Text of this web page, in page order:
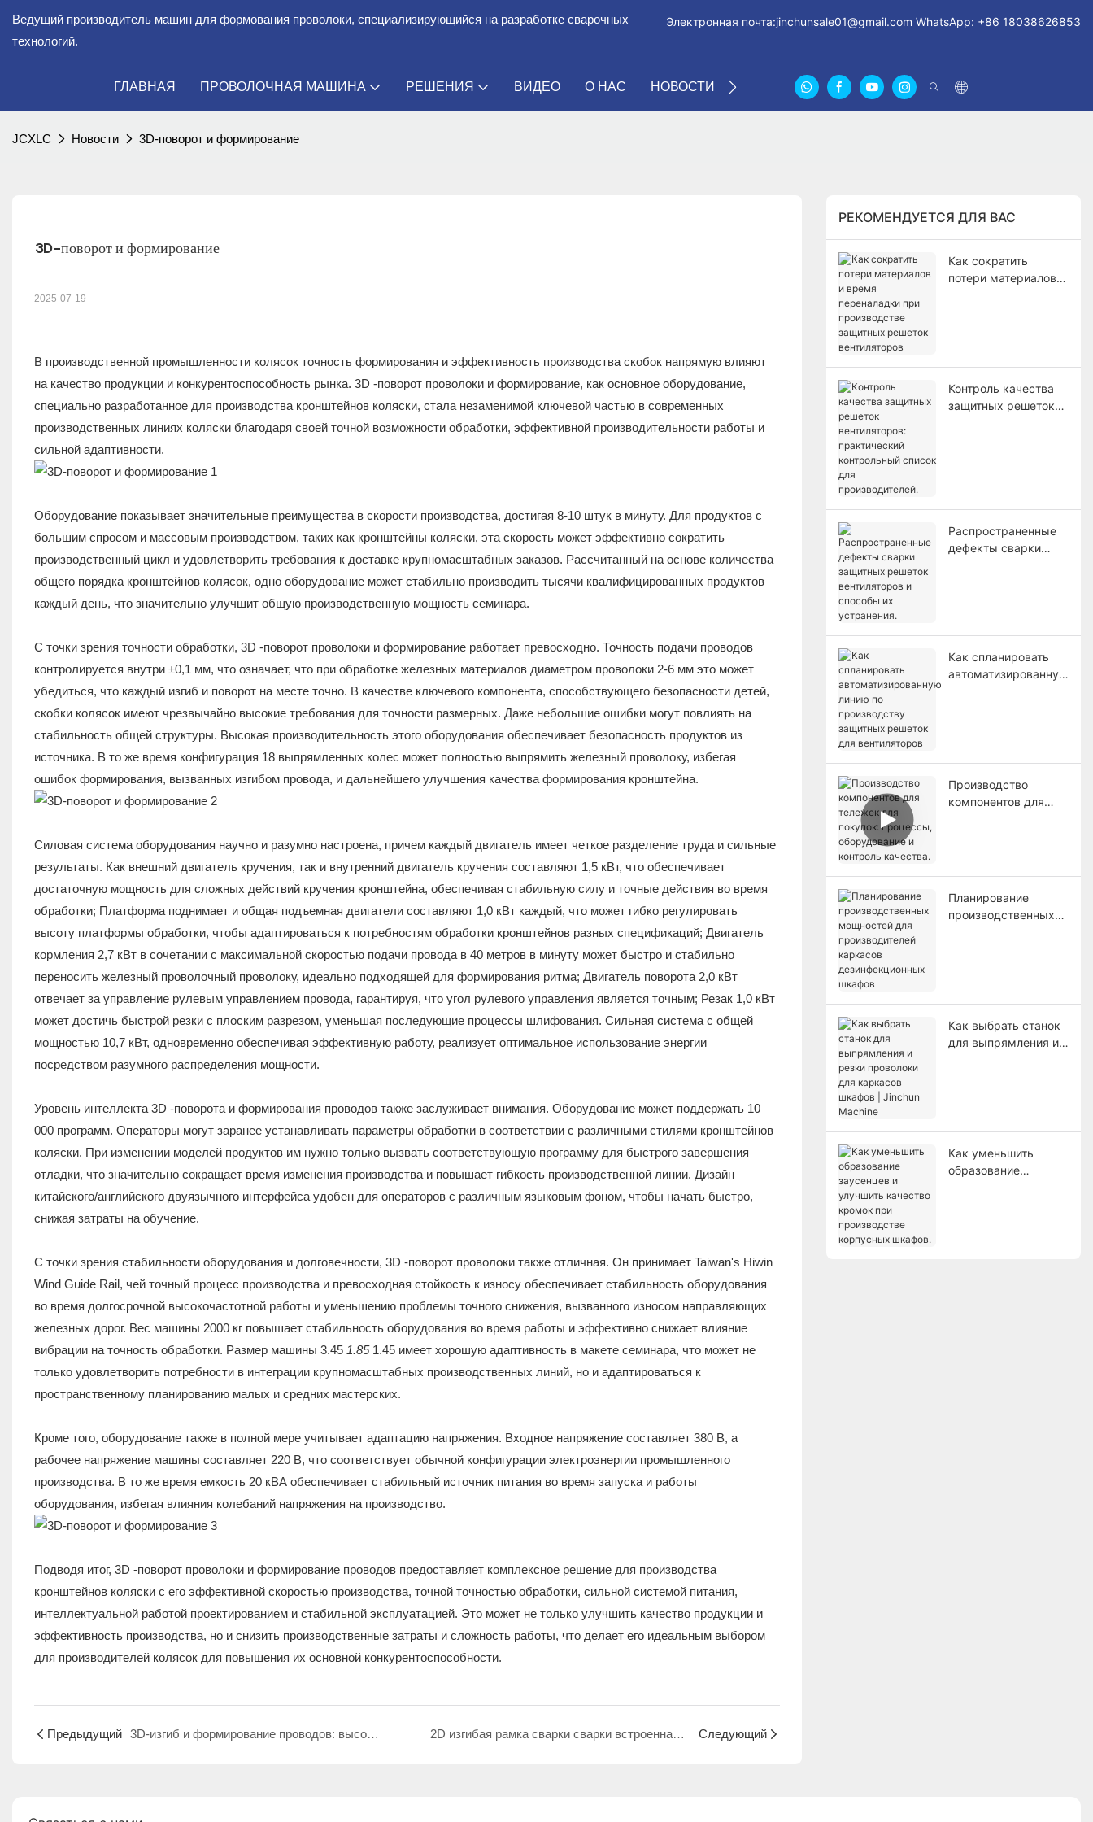
Ведущий производитель машин для формования проволоки, специализирующийся на разработке сварочных
технологий.
Электронная почта:jinchunsale01@gmail.com WhatsApp: +86 18038626853
ГЛАВНАЯ ПРОВОЛОЧНАЯ МАШИНА РЕШЕНИЯ ВИДЕО О НАС НОВОСТИ СВЯЖИТЕСЬ С НАМИ О НАС СЕРТИФИКАТЫ
JCXLC Новости 3D-поворот и формирование
3D-поворот и формирование
2025-07-19
В производственной промышленности колясок точность формирования и эффективность производства скобок напрямую влияют
на качество продукции и конкурентоспособность рынка. 3D -поворот проволоки и формирование, как основное оборудование,
специально разработанное для производства кронштейнов коляски, стала незаменимой ключевой частью в современных
производственных линиях коляски благодаря своей точной возможности обработки, эффективной производительности работы и
сильной адаптивности.
Оборудование показывает значительные преимущества в скорости производства, достигая 8-10 штук в минуту. Для продуктов с
большим спросом и массовым производством, таких как кронштейны коляски, эта скорость может эффективно сократить
производственный цикл и удовлетворить требования к доставке крупномасштабных заказов. Рассчитанный на основе количества
общего порядка кронштейнов колясок, одно оборудование может стабильно производить тысячи квалифицированных продуктов
каждый день, что значительно улучшит общую производственную мощность семинара.
С точки зрения точности обработки, 3D -поворот проволоки и формирование работает превосходно. Точность подачи проводов
контролируется внутри ±0,1 мм, что означает, что при обработке железных материалов диаметром проволоки 2-6 мм это может
убедиться, что каждый изгиб и поворот на месте точно. В качестве ключевого компонента, способствующего безопасности детей,
скобки колясок имеют чрезвычайно высокие требования для точности размерных. Даже небольшие ошибки могут повлиять на
стабильность общей структуры. Высокая производительность этого оборудования обеспечивает безопасность продуктов из
источника. В то же время конфигурация 18 выпрямленных колес может полностью выпрямить железный проволоку, избегая
ошибок формирования, вызванных изгибом провода, и дальнейшего улучшения качества формирования кронштейна.
Силовая система оборудования научно и разумно настроена, причем каждый двигатель имеет четкое разделение труда и сильные
результаты. Как внешний двигатель кручения, так и внутренний двигатель кручения составляют 1,5 кВт, что обеспечивает
достаточную мощность для сложных действий кручения кронштейна, обеспечивая стабильную силу и точные действия во время
обработки; Платформа поднимает и общая подъемная двигатели составляют 1,0 кВт каждый, что может гибко регулировать
высоту платформы обработки, чтобы адаптироваться к потребностям обработки кронштейнов разных спецификаций; Двигатель
кормления 2,7 кВт в сочетании с максимальной скоростью подачи провода в 40 метров в минуту может быстро и стабильно
переносить железный проволочный проволоку, идеально подходящей для формирования ритма; Двигатель поворота 2,0 кВт
отвечает за управление рулевым управлением провода, гарантируя, что угол рулевого управления является точным; Резак 1,0 кВт
может достичь быстрой резки с плоским разрезом, уменьшая последующие процессы шлифования. Сильная система с общей
мощностью 10,7 кВт, одновременно обеспечивая эффективную работу, реализует оптимальное использование энергии
посредством разумного распределения мощности.
Уровень интеллекта 3D -поворота и формирования проводов также заслуживает внимания. Оборудование может поддержать 10
000 программ. Операторы могут заранее устанавливать параметры обработки в соответствии с различными стилями кронштейнов
коляски. При изменении моделей продуктов им нужно только вызвать соответствующую программу для быстрого завершения
отладки, что значительно сокращает время изменения производства и повышает гибкость производственной линии. Дизайн
китайского/английского двуязычного интерфейса удобен для операторов с различным языковым фоном, чтобы начать быстро,
снижая затраты на обучение.
С точки зрения стабильности оборудования и долговечности, 3D -поворот проволоки также отличная. Он принимает Taiwan's Hiwin
Wind Guide Rail, чей точный процесс производства и превосходная стойкость к износу обеспечивает стабильность оборудования
во время долгосрочной высокочастотной работы и уменьшению проблемы точного снижения, вызванного износом направляющих
железных дорог. Вес машины 2000 кг повышает стабильность оборудования во время работы и эффективно снижает влияние
вибрации на точность обработки. Размер машины 3.45 1.85 1.45 имеет хорошую адаптивность в макете семинара, что может не
только удовлетворить потребности в интеграции крупномасштабных производственных линий, но и адаптироваться к
пространственному планированию малых и средних мастерских.
Кроме того, оборудование также в полной мере учитывает адаптацию напряжения. Входное напряжение составляет 380 В, а
рабочее напряжение машины составляет 220 В, что соответствует обычной конфигурации электроэнергии промышленного
производства. В то же время емкость 20 кВА обеспечивает стабильный источник питания во время запуска и работы
оборудования, избегая влияния колебаний напряжения на производство.
Подводя итог, 3D -поворот проволоки и формирование проводов предоставляет комплексное решение для производства
кронштейнов коляски с его эффективной скоростью производства, точной точностью обработки, сильной системой питания,
интеллектуальной работой проектированием и стабильной эксплуатацией. Это может не только улучшить качество продукции и
эффективность производства, но и снизить производственные затраты и сложность работы, что делает его идеальным выбором
для производителей колясок для повышения их основной конкурентоспособности.
Предыдущий 3D-изгиб и формирование проводов: высокоэффективное решение для производства рычага косилки. 2D изгибая рамка сварки сварки встроенная машина: высокоэффективный инструмент для производства голубей и клетки для птиц Следующий
РЕКОМЕНДУЕТСЯ ДЛЯ ВАС
Как сократить
потери материалов и
Контроль качества
защитных решеток
Распространенные
дефекты сварки
Как спланировать
автоматизированную
Производство
компонентов для
Планирование
производственных
Как выбрать станок
для выпрямления и
Как уменьшить
образование